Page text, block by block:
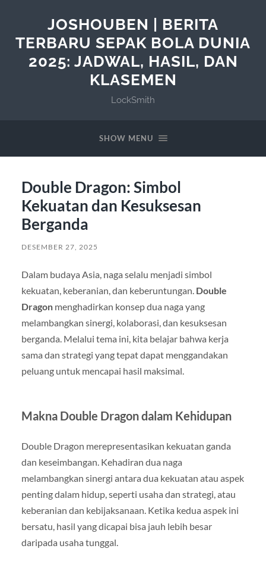
JOSHOUBEN | BERITA
TERBARU SEPAK BOLA DUNIA
2025: JADWAL, HASIL, DAN
KLASEMEN
LockSmith
SHOW MENU
Double Dragon: Simbol
Kekuatan dan Kesuksesan
Berganda
DESEMBER 27, 2025
Dalam budaya Asia, naga selalu menjadi simbol
kekuatan, keberanian, dan keberuntungan. Double
Dragonmenghadirkan konsep dua naga yang
melambangkan sinergi, kolaborasi, dan kesuksesan
berganda. Melalui tema ini, kita belajar bahwa kerja
sama dan strategi yang tepat dapat menggandakan
peluang untuk mencapai hasil maksimal.
Makna Double Dragon dalam Kehidupan
Double Dragon merepresentasikan kekuatan ganda
dan keseimbangan. Kehadiran dua naga
melambangkan sinergi antara dua kekuatan atau aspek
penting dalam hidup, seperti usaha dan strategi, atau
keberanian dan kebijaksanaan. Ketika kedua aspek ini
bersatu, hasil yang dicapai bisa jauh lebih besar
daripada usaha tunggal.